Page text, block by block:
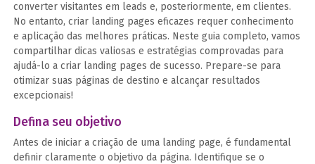
converter visitantes em leads e, posteriormente, em clientes.
No entanto, criar landing pages eficazes requer conhecimento
e aplicação das melhores práticas. Neste guia completo, vamos
compartilhar dicas valiosas e estratégias comprovadas para
ajudá-lo a criar landing pages de sucesso. Prepare-se para
otimizar suas páginas de destino e alcançar resultados
excepcionais!
Defina seu objetivo
Antes de iniciar a criação de uma landing page, é fundamental
definir claramente o objetivo da página. Identifique se o